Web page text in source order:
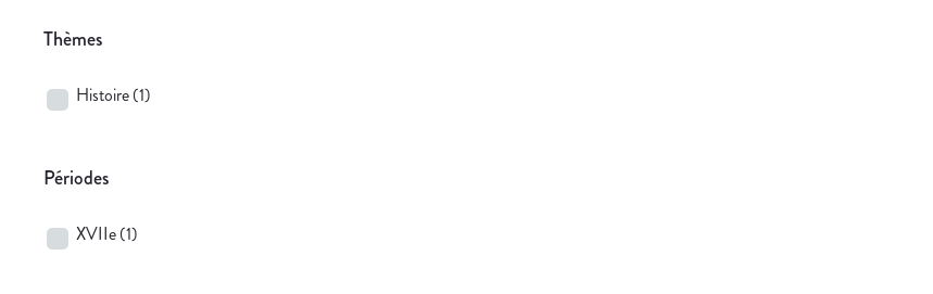
Thèmes
Histoire(1)
Périodes
XVIIe(1)